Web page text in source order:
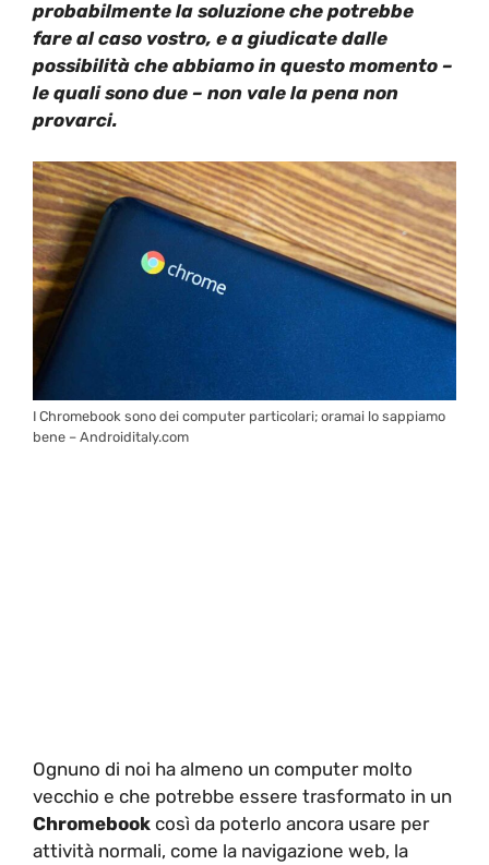
probabilmente la soluzione che potrebbe
fare al caso vostro, e a giudicate dalle
possibilità che abbiamo in questo momento –
le quali sono due – non vale la pena non
provarci.
I Chromebook sono dei computer particolari; oramai lo sappiamo
bene – Androiditaly.com
Ognuno di noi ha almeno un computer molto
vecchio e che potrebbe essere trasformato in un
Chromebook così da poterlo ancora usare per
attività normali, come la navigazione web, la